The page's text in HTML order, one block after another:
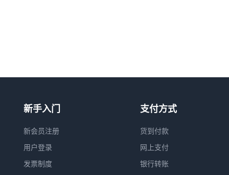
新手入门
新会员注册
用户登录
发票制度
支付方式
货到付款
网上支付
银行转账